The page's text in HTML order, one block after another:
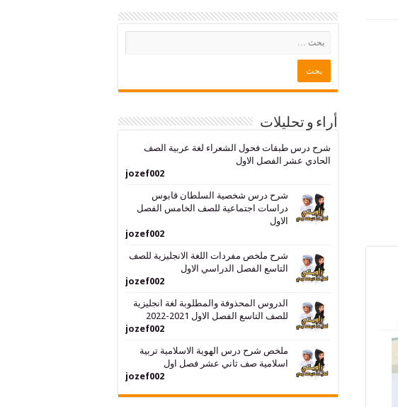
أراء و تحليلات
شرح درس طبقات فحول الشعراء لغة عربية الصف
الحادي عشر الفصل الاول
jozef002
شرح درس شخصية السلطان قابوس
دراسات اجتماعية للصف الخامس الفصل
الاول
jozef002
شرح ملخص مفردات اللغة الانجليزية للصف
التاسع الفصل الدراسي الاول
jozef002
الدروس المحذوفة والمطلوبة لغة انجليزية
للصف التاسع الفصل الاول 2021-2022
jozef002
ملخص شرح درس الهوية الاسلامية تربية
اسلامية صف ثاني عشر فصل اول
jozef002